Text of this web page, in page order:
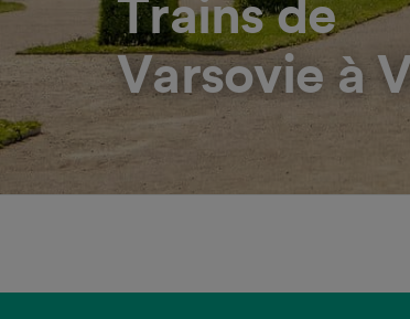
Trains de
Varsovie à